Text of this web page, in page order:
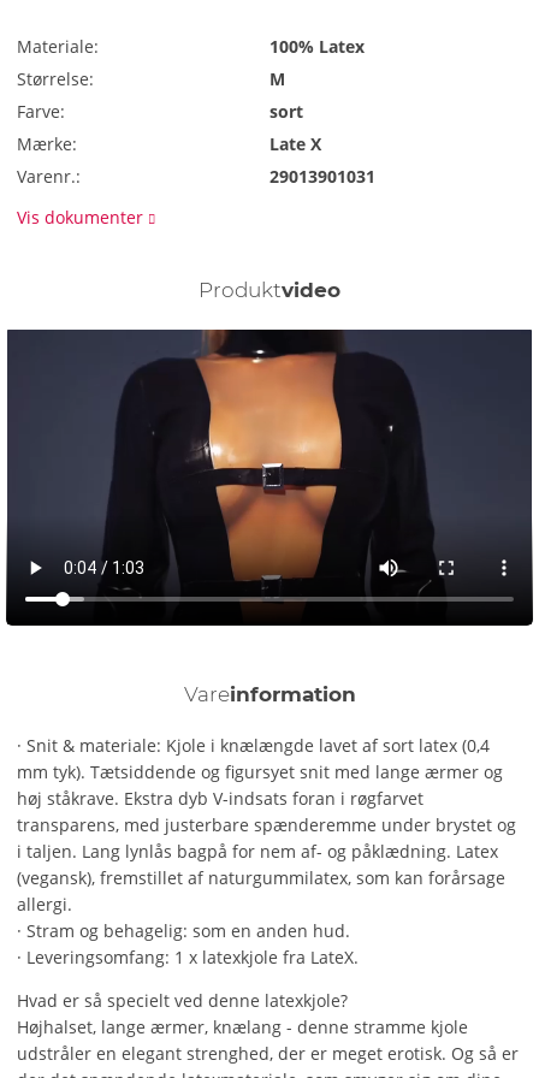
Materiale:
100% Latex
Størrelse:
M
Farve:
sort
Mærke:
Late X
Varenr.:
29013901031
Vis dokumenter
Produktvideo
Vareinformation
· Snit & materiale: Kjole i knælængde lavet af sort latex (0,4
mm tyk). Tætsiddende og figursyet snit med lange ærmer og
høj ståkrave. Ekstra dyb V-indsats foran i røgfarvet
transparens, med justerbare spænderemme under brystet og
i taljen. Lang lynlås bagpå for nem af- og påklædning. Latex
(vegansk), fremstillet af naturgummilatex, som kan forårsage
allergi.
· Stram og behagelig: som en anden hud.
· Leveringsomfang: 1 x latexkjole fra LateX.
Hvad er så specielt ved denne latexkjole?
Højhalset, lange ærmer, knælang - denne stramme kjole
udstråler en elegant strenghed, der er meget erotisk. Og så er